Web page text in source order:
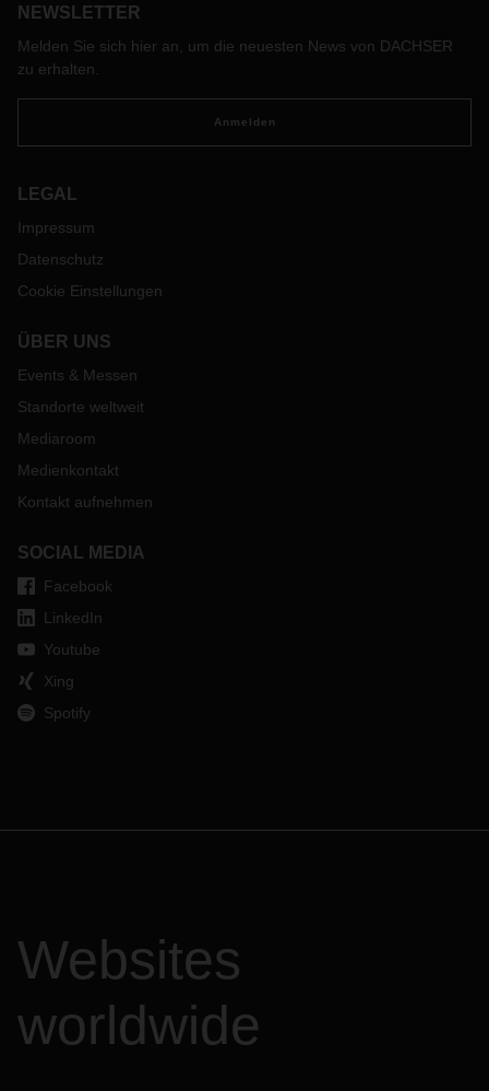
NEWSLETTER
Melden Sie sich hier an, um die neuesten News von DACHSER
zu erhalten.
Anmelden
LEGAL
Impressum
Datenschutz
Cookie Einstellungen
ÜBER UNS
Events & Messen
Standorte weltweit
Mediaroom
Medienkontakt
Kontakt aufnehmen
SOCIAL MEDIA
Facebook
LinkedIn
Youtube
Xing
Spotify
Websites
worldwide